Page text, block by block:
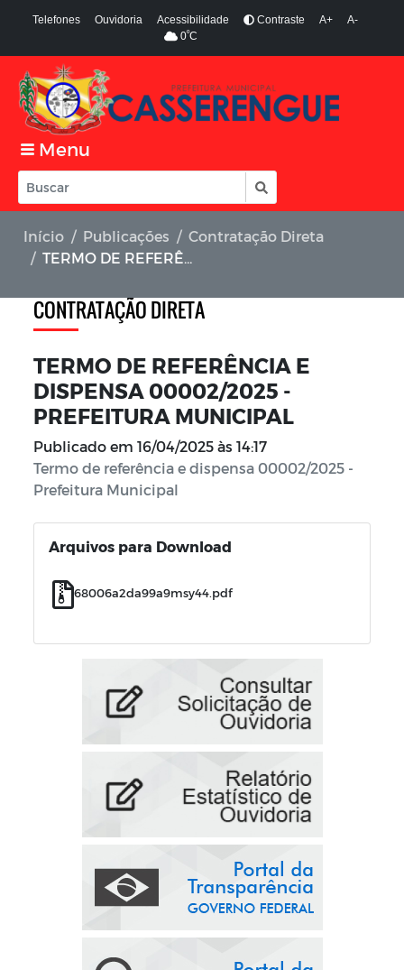
Telefones Ouvidoria Acessibilidade Contraste A+
A-
0ºC
Menu
Início Publicações
Contratação Direta
TERMO DE REFERÊNCIA E DISPENSA 00002/2025 - PREFEITURA MUNICIPAL
CONTRATAÇÃO DIRETA
TERMO DE REFERÊNCIA E
DISPENSA 00002/2025 -
PREFEITURA MUNICIPAL
Publicado em 16/04/2025 às 14:17
Termo de referência e dispensa 00002/2025 -
Prefeitura Municipal
Arquivos para Download
68006a2da99a9msy44.pdf